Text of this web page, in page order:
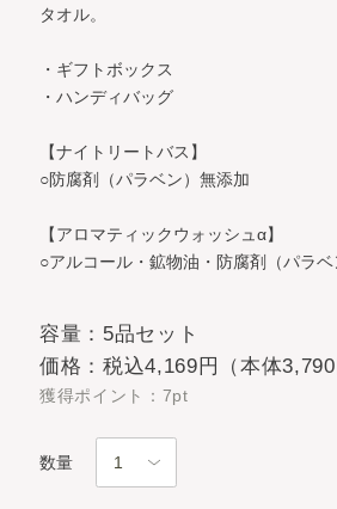
タオル。
・ギフトボックス
・ハンディバッグ
【ナイトリートバス】
○防腐剤（パラベン）無添加
【アロマティックウォッシュα】
○アルコール・鉱物油・防腐剤（パラ
容量：5品セット
価格：税込4,169円（本体3,790
獲得ポイント：7pt
数量